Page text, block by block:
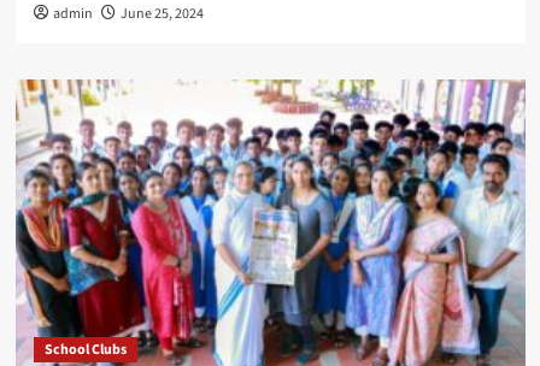
admin June 25, 2024
School Clubs